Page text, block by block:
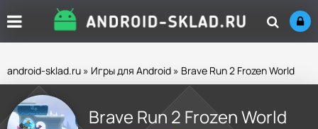
android-sklad.ru » Игры для Android » Brave Run 2 Frozen World
Brave Run 2 Frozen World